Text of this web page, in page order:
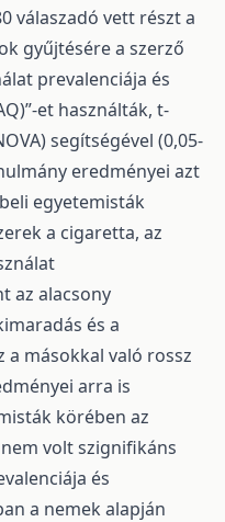
válaszadó vett részt a
gyűjtésére a szerző
prevalenciája és
et használták, t-
segítségével (0,05-
eredményei azt
egyetemisták
a cigaretta, az
az alacsony
és a
a másokkal való rossz
arra is
körében az
volt szignifikáns
és
a nemek alapján